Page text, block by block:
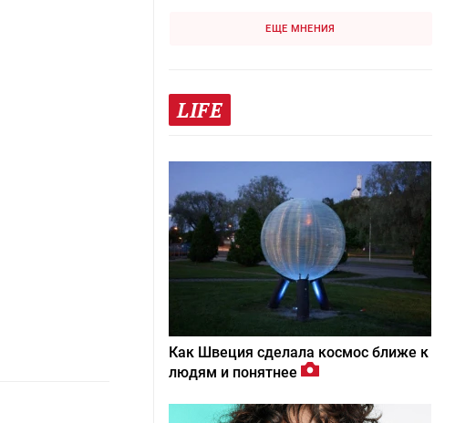
ЕЩЕ МНЕНИЯ
LIFE
Как Швеция сделала космос ближе к
людям и понятнее